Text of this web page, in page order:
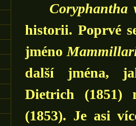
Coryphantha
historii. Poprvé
jméno
další jména,
Dietrich (1851)
(1853). Je asi